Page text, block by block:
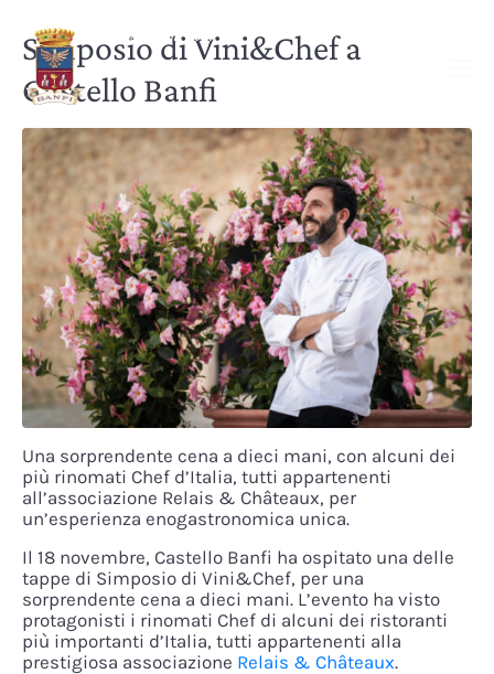
Simposio di Vini&Chef a
Castello Banfi
Una sorprendente cena a dieci mani, con alcuni dei
più rinomati Chef d’Italia, tutti appartenenti
all’associazione Relais & Châteaux, per
un’esperienza enogastronomica unica.
Il 18 novembre, Castello Banfi ha ospitato una delle
tappe di Simposio di Vini&Chef, per una
sorprendente cena a dieci mani. L’evento ha visto
protagonisti i rinomati Chef di alcuni dei ristoranti
più importanti d’Italia, tutti appartenenti alla
prestigiosa associazione Relais & Châteaux.